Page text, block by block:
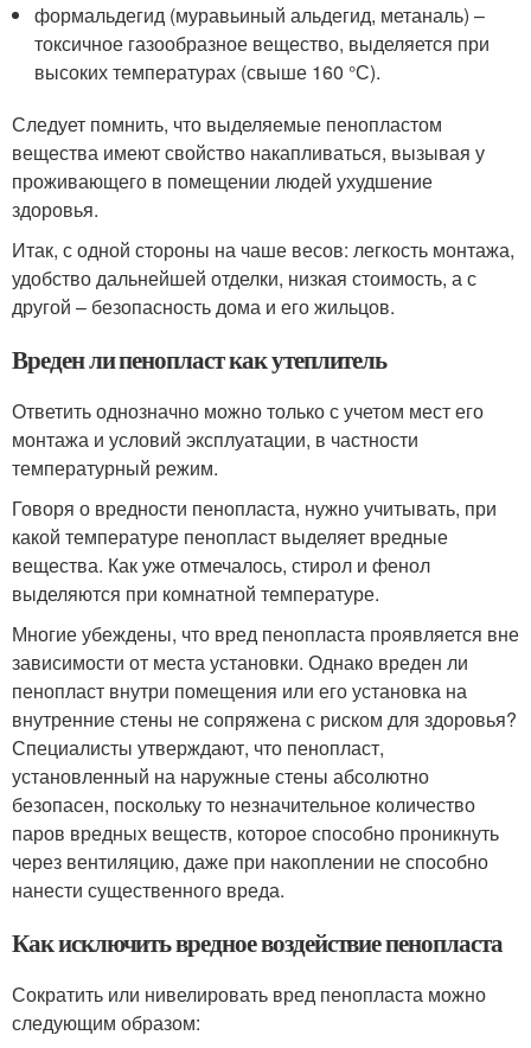
формальдегид (муравьиный альдегид, метаналь) –
токсичное газообразное вещество, выделяется при
высоких температурах (свыше 160 °С).
Следует помнить, что выделяемые пенопластом
вещества имеют свойство накапливаться, вызывая у
проживающего в помещении людей ухудшение
здоровья.
Итак, с одной стороны на чаше весов: легкость монтажа,
удобство дальнейшей отделки, низкая стоимость, а с
другой – безопасность дома и его жильцов.
Вреден ли пенопласт как утеплитель
Ответить однозначно можно только с учетом мест его
монтажа и условий эксплуатации, в частности
температурный режим.
Говоря о вредности пенопласта, нужно учитывать, при
какой температуре пенопласт выделяет вредные
вещества. Как уже отмечалось, стирол и фенол
выделяются при комнатной температуре.
Многие убеждены, что вред пенопласта проявляется вне
зависимости от места установки. Однако вреден ли
пенопласт внутри помещения или его установка на
внутренние стены не сопряжена с риском для здоровья?
Специалисты утверждают, что пенопласт,
установленный на наружные стены абсолютно
безопасен, поскольку то незначительное количество
паров вредных веществ, которое способно проникнуть
через вентиляцию, даже при накоплении не способно
нанести существенного вреда.
Как исключить вредное воздействие пенопласта
Сократить или нивелировать вред пенопласта можно
следующим образом: